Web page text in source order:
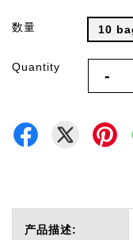
数量 10
Quantity -
产品描述: